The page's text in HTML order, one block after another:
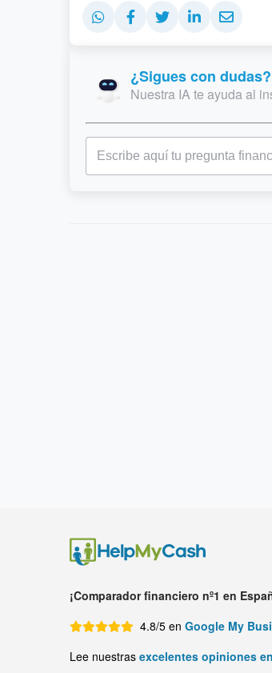
¿Sigues con dudas?
Nuestra IA te ayuda al
¡Comparador financiero nº1 en
4.8/5 en Google My
Lee nuestras excelentes opiniones